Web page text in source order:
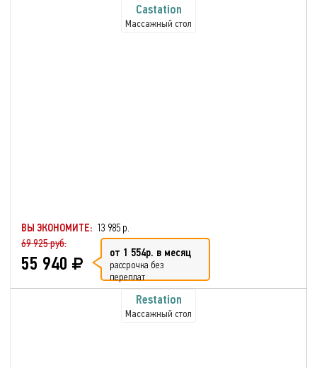
Castation
Массажный стол
ВЫ ЭКОНОМИТЕ: 13 985 р.
69 925 руб.
55 940 от 1 554р. в месяц
рассрочка без
переплат
Restation
Массажный стол